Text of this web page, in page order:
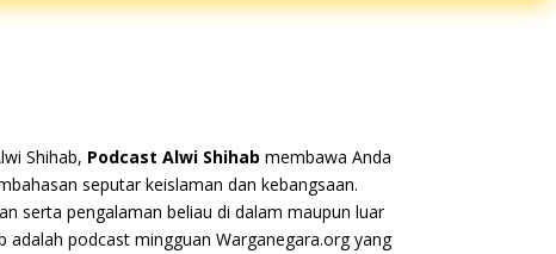
Shihab, Podcast Alwi Shihab membawa Anda
seputar keislaman dan kebangsaan.
serta pengalaman beliau di dalam maupun luar
adalah podcast mingguan Warganegara.org yang